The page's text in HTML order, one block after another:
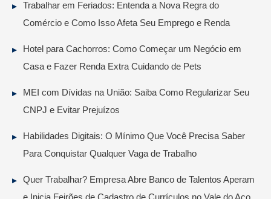
Trabalhar em Feriados: Entenda a Nova Regra do
Comércio e Como Isso Afeta Seu Emprego e Renda
Hotel para Cachorros: Como Começar um Negócio em
Casa e Fazer Renda Extra Cuidando de Pets
MEI com Dívidas na União: Saiba Como Regularizar Seu
CNPJ e Evitar Prejuízos
Habilidades Digitais: O Mínimo Que Você Precisa Saber
Para Conquistar Qualquer Vaga de Trabalho
Quer Trabalhar? Empresa Abre Banco de Talentos Aperam